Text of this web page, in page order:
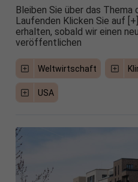
Bleiben Sie über das
Laufenden Klicken Sie auf
erhalten, sobald wir einen
veröffentlichen
Weltwirtschaft
USA